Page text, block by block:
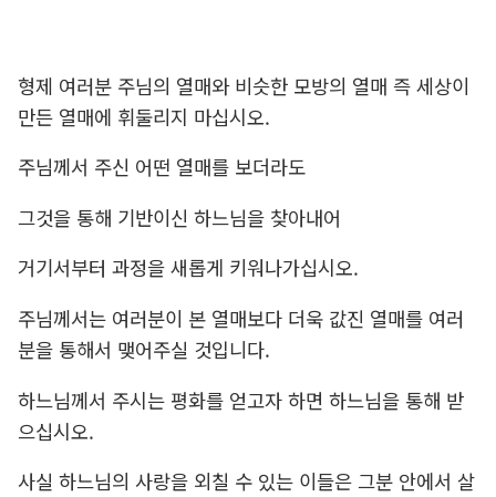
형제 여러분 주님의 열매와 비슷한 모방의 열매 즉 세상이
만든 열매에 휘둘리지 마십시오.
주님께서 주신 어떤 열매를 보더라도
그것을 통해 기반이신 하느님을 찾아내어
거기서부터 과정을 새롭게 키워나가십시오.
주님께서는 여러분이 본 열매보다 더욱 값진 열매를 여러
분을 통해서 맺어주실 것입니다.
하느님께서 주시는 평화를 얻고자 하면 하느님을 통해 받
으십시오.
사실 하느님의 사랑을 외칠 수 있는 이들은 그분 안에서 살